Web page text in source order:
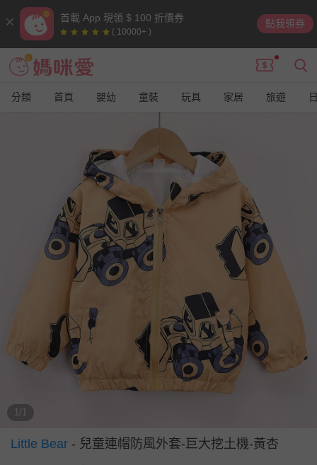
首載 App 現領 $ 100 折價券
( 10000+ )
點我領券
分類 首頁 嬰幼 童裝 玩具 家居 旅遊
1/1
Little Bear - 兒童連帽防風外套-巨大挖土機-黃杏